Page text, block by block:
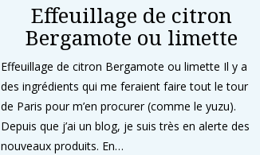
Effeuillage de citron
Bergamote ou limette
Effeuillage de citron Bergamote ou limette Il y a
des ingrédients qui me feraient faire tout le tour
de Paris pour m’en procurer (comme le yuzu).
Depuis que j’ai un blog, je suis très en alerte des
nouveaux produits. En…